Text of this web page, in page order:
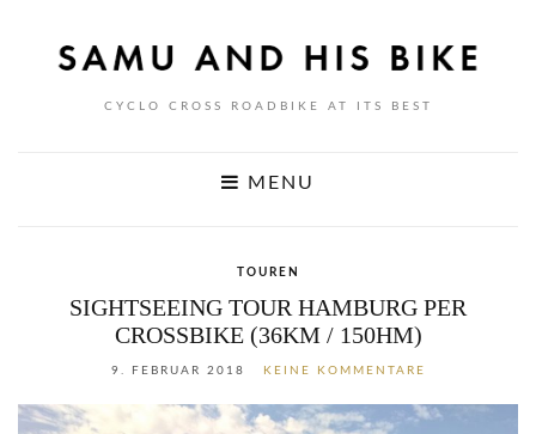
CYCLO CROSS ROADBIKE AT ITS BEST
MENU
TOUREN
SIGHTSEEING TOUR HAMBURG PER
CROSSBIKE (36KM / 150HM)
9. FEBRUAR 2018 KEINE KOMMENTARE